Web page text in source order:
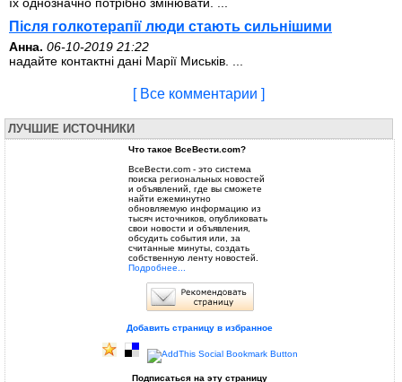
Після голкотерапії люди стають сильнішими
Анна. 06-10-2019 21:22
надайте контактні дані Марії Миськів. ...
[ Все комментарии ]
ЛУЧШИЕ ИСТОЧНИКИ
Что такое ВсеВести.com?
ВсеВести.com - это система
поиска региональных новостей
и объявлений, где вы сможете
найти ежеминутно
обновляемую информацию из
тысяч источников, опубликовать
свои новости и объявления,
обсудить события или, за
считанные минуты, создать
собственную ленту новостей.
Подробнее...
Добавить страницу в избранное
Подписаться на эту страницу